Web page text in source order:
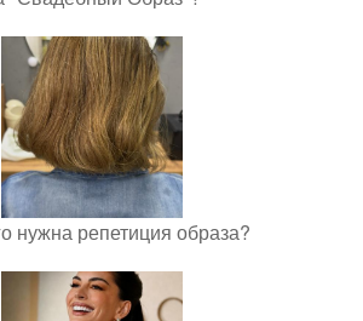
нужна репетиция образа?